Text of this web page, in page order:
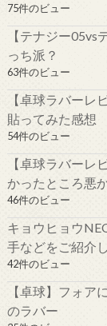
75件のビュー
【テナジー
っち派？
63件のビュー
【卓球ラバーレ
貼ってみた感想
54件のビュー
【卓球ラバーレ
かったところ悪
46件のビュー
キョウヒョウ
手などをご紹介
42件のビュー
【卓球】フォア
のラバー